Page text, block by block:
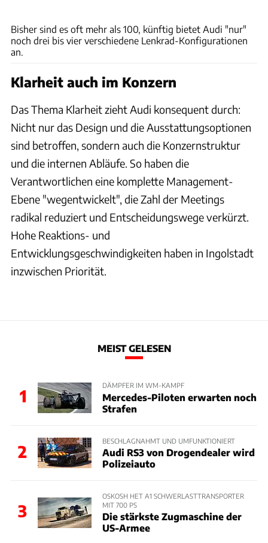
Bisher sind es oft mehr als 100, künftig bietet Audi "nur"
noch drei bis vier verschiedene Lenkrad-Konfigurationen
an.
Klarheit auch im Konzern
Das Thema Klarheit zieht Audi konsequent durch:
Nicht nur das Design und die Ausstattungsoptionen
sind betroffen, sondern auch die Konzernstruktur
und die internen Abläufe. So haben die
Verantwortlichen eine komplette Management-
Ebene "wegentwickelt", die Zahl der Meetings
radikal reduziert und Entscheidungswege verkürzt.
Hohe Reaktions- und
Entwicklungsgeschwindigkeiten haben in Ingolstadt
inzwischen Priorität.
MEIST GELESEN
1
DÄMPFER IM WM-KAMPF
Mercedes-Piloten erwarten noch
Strafen
2
BESCHLAGNAHMT UND UMFUNKTIONIERT
Audi RS3 von Drogendealer wird
Polizeiauto
3
OSKOSH HET A1 SCHWERLASTTRANSPORTER
MIT 700 PS
Die stärkste Zugmaschine der
US-Armee